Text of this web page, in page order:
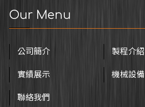
Our Menu
公司簡介 製程介紹
實績展示 機械設備
聯絡我們